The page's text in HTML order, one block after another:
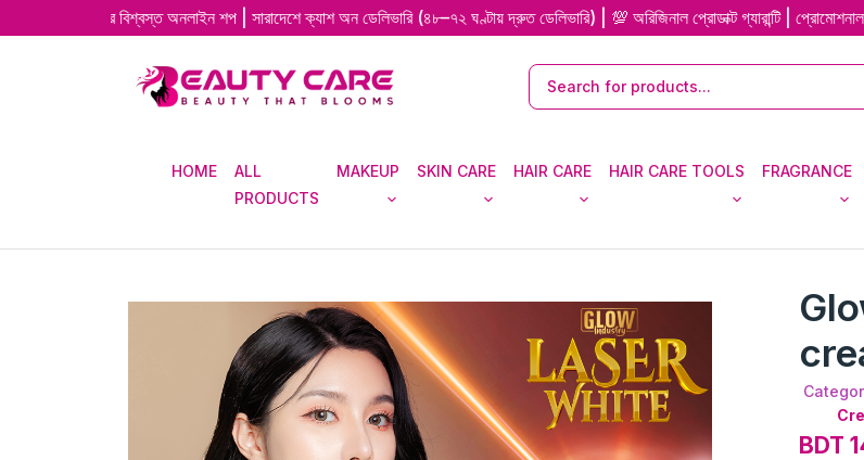
বিশ্বস্ত অনলাইন শপ | সারাদেশে ক্যাশ অন ডেলিভারি (৪৮–৭২ ঘণ্টায় দ্রুত ডেলিভারি) | 💯 অরিজিনাল প্রোডাক্ট গ্যারান্টি | প্রোমোশনাল
HOME
ALL
PRODUCTS
MAKEUP SKIN CARE HAIR CARE HAIR CARE TOOLS FRAGRANCE
BDT